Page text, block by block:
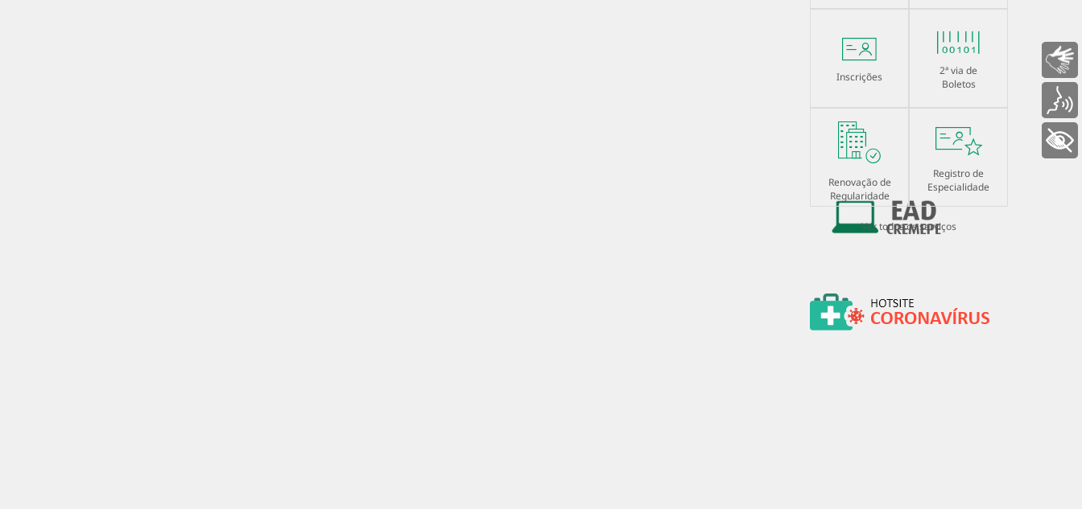
Inscrições
2ª via de
Boletos
Renovação de
Regularidade
Registro de
Especialidade
Ver todos os serviços
+ Acessibilidade